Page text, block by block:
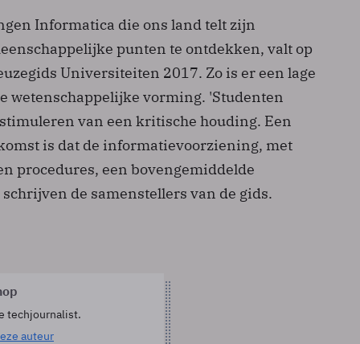
Informatica die ons land telt zijn
punten te ontdekken, valt op
Universiteiten 2017. Zo is er een lage
wetenschappelijke vorming. 'Studenten
van een kritische houding. Een
is dat de informatievoorziening, met
procedures, een bovengemiddelde
de samenstellers van de gids.
techjournalist.
auteur